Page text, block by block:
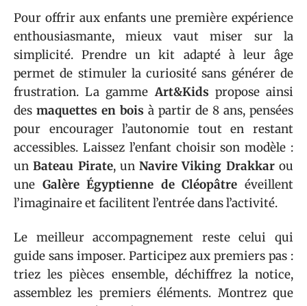
Pour offrir aux enfants une première expérience
enthousiasmante, mieux vaut miser sur la
simplicité. Prendre un kit adapté à leur âge
permet de stimuler la curiosité sans générer de
frustration. La gammeArt&Kids propose ainsi
des maquettes en bois à partir de 8 ans, pensées
pour encourager l’autonomie tout en restant
accessibles. Laissez l’enfant choisir son modèle :
unBateau Pirate, unNavire Viking Drakkarou
une Galère Égyptienne de Cléopâtre éveillent
l’imaginaire et facilitent l’entrée dans l’activité.
Le meilleur accompagnement reste celui qui
guide sans imposer. Participez aux premiers pas :
triez les pièces ensemble, déchiffrez la notice,
assemblez les premiers éléments. Montrez que